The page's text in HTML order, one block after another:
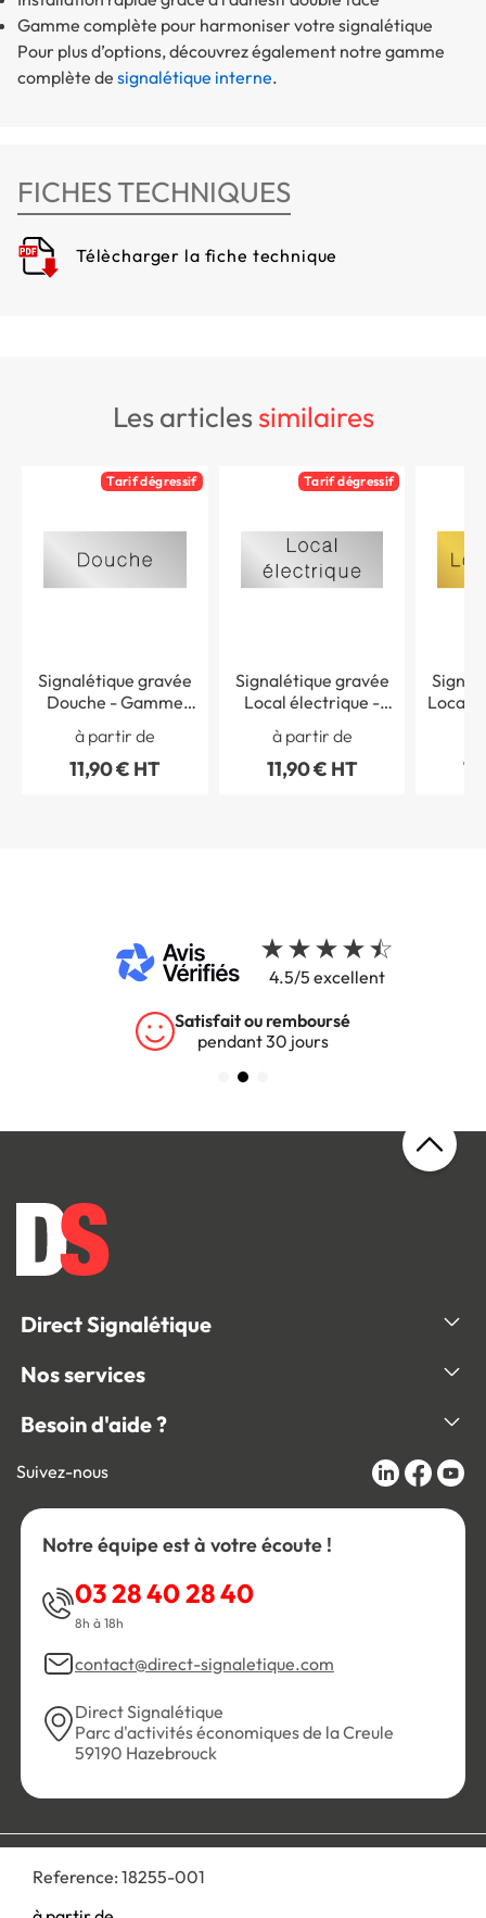
Reference: 18255-001
Gamme complète pour harmoniser votre signalétique
Pour plus d’options, découvrez également notre gamme
complète de signalétique interne.
FICHES TECHNIQUES
Télècharger la fiche technique
les articlessimilaires
Tarif dégressif
Signalétique gravée
Douche - Gamme
à partir de
11,90 € HT
Tarif dégressif
Signalétique gravée
Local électrique -
Gamme Métal
à partir de
11,90 € HT
Local
4.5/5 excellent
Garantie 5 ans
sur tous nos produits
Direct Signalétique
Nos services
Besoin d'aide ?
Suivez-nous
Notre équipe est à votre écoute !
03 28 40 28 40
8h à 18h
contact@direct-signaletique.com
Direct Signalétique
Parc d'activités économiques de la Creule
59190 Hazebrouck
Personnaliser les cookies